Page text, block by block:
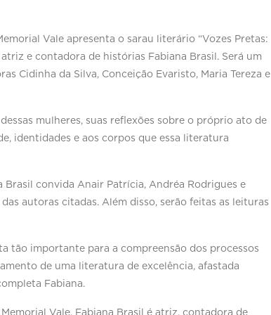
Vale apresenta o sarau literário “Vozes Pretas:
e contadora de histórias Fabiana Brasil. Será um
Cidinha da Silva, Conceição Evaristo, Maria Tereza e
mulheres, suas reflexões sobre o próprio ato de
identidades e aos corpos que essa literatura
Brasil convida Anair Patrícia, Andréa Rodrigues e
autoras citadas. Além disso, serão feitas as leituras
tão importante para a compreensão dos processos
de uma literatura de excelência, afastada
Fabiana.
Vale. Fabiana Brasil é atriz, contadora de